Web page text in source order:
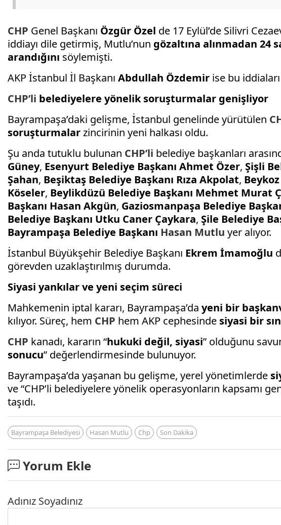
CHP Genel Başkanı Özgür Özel de 17 Eylül’de Silivri
iddiayı dile getirmiş, Mutlu’nun gözaltına alınmadan 24
arandığını söylemişti.
AKP İstanbul İl Başkanı Abdullah Özdemir ise bu iddiaları
CHP’li belediyelere yönelik soruşturmalar genişliyor
Bayrampaşa’daki gelişme, İstanbul genelinde yürütülen
soruşturmalarzincirinin yeni halkası oldu.
Şu anda tutuklu bulunan CHP’li belediye başkanları
Güney, Esenyurt Belediye Başkanı Ahmet Özer, Şişli
Şahan, Beşiktaş Belediye Başkanı Rıza Akpolat,
Köseler, Beylikdüzü Belediye Başkanı Mehmet Murat
Başkanı Hasan Akgün, Gaziosmanpaşa Belediye
Belediye Başkanı Utku Caner Çaykara, Şile Belediye
Bayrampaşa Belediye Başkanı Hasan Mutlu yer alıyor.
İstanbul Büyükşehir Belediye Başkanı Ekrem İmamoğlu
görevden uzaklaştırılmış durumda.
Siyasi yankılar ve yeni seçim süreci
Mahkemenin iptal kararı, Bayrampaşa’da yeni bir
kılıyor. Süreç, hem CHP hem AKP cephesinde siyasi bir
CHP kanadı, kararın “hukuki değil, siyasi” olduğunu
sonucu” değerlendirmesinde bulunuyor.
Bayrampaşa’da yaşanan bu gelişme, yerel yönetimlerde
ve “CHP’li belediyelere yönelik operasyonların kapsamı
taşıdı.
Bayrampaşa Belediyesi Hasan Mutlu Chp Son Dakika
Yorum Ekle
Adınız Soyadınız